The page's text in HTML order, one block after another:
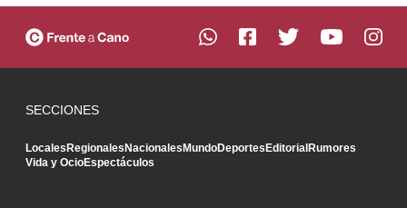
SECCIONES
LocalesRegionalesNacionalesMundoDeportesEditorialRumores
Vida y OcioEspectáculos